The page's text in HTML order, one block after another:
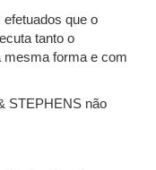
que o
tanto o
mesma forma e com
STEPHENS não